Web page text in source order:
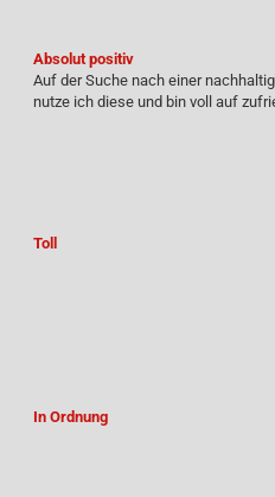
Absolut positiv
Auf der Suche nach einer
nutze ich diese und bin voll auf
Toll
In Ordnung